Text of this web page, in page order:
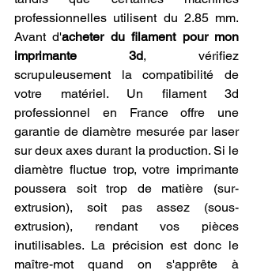
professionnelles utilisent du 2.85 mm.
Avant d'acheter du filament pour mon
imprimante 3d, vérifiez
scrupuleusement la compatibilité de
votre matériel. Un filament 3d
professionnel en France offre une
garantie de diamètre mesurée par laser
sur deux axes durant la production. Si le
diamètre fluctue trop, votre imprimante
poussera soit trop de matière (sur-
extrusion), soit pas assez (sous-
extrusion), rendant vos pièces
inutilisables. La précision est donc le